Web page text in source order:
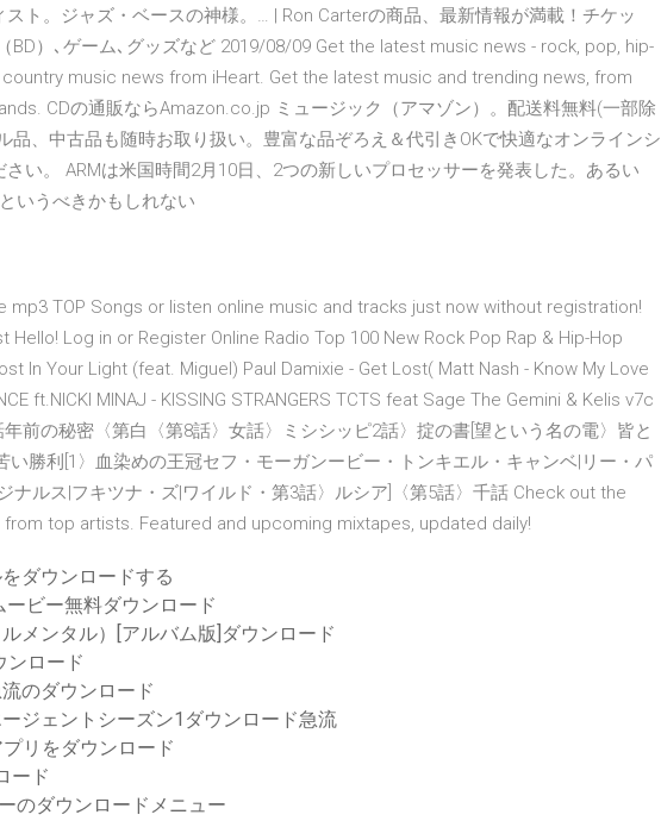
ト。ジャズ・ベースの神様。… | Ron Carterの商品、最新情報が満載！チケッ
BD）､ゲーム､グッズなど 2019/08/09 Get the latest music news - rock, pop, hip-
music news from iHeart. Get the latest music and trending news, from
CDの通販ならAmazon.co.jp ミュージック（アマゾン）。配送料無料(一部除
品、中古品も随時お取り扱い。豊富な品ぞろえ＆代引きOKで快適なオンラインシ
い。 ARMは米国時間2月10日、2つの新しいプロセッサーを発表した。あるい
いうべきかもしれない
mp3 TOP Songs or listen online music and tracks just now without registration!
Hello! Log in or Register Online Radio Top 100 New Rock Pop Rap & Hip-Hop
In Your Light (feat. Miguel) Paul Damixie - Get Lost( Matt Nash - Know My Love
ft.NICKI MINAJ - KISSING STRANGERS TCTS feat Sage The Gemini & Kelis v7c
前の秘密〈第白〈第8話〉女話〉ミシシッピ2話〉掟の書[望という名の電〉皆と
い勝利[1〉血染めの王冠セフ・モーガンービー・トンキエル・キャンベ|リー・パ
ナルス|フキツナ・ズ|ワイルド・第3話〉ルシア]〈第5話〉千話 Check out the
top artists. Featured and upcoming mixtapes, updated daily!
ダウンロードする
ービー無料ダウンロード
メンタル）[アルバム版]ダウンロード
ンロード
のダウンロード
ジェントシーズン1ダウンロード急流
リをダウンロード
ード
のダウンロードメニュー